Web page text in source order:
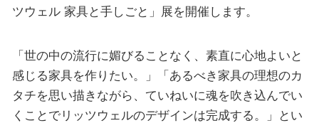
ツウェル 家具と手しごと」展を開催します。
「世の中の流行に媚びることなく、素直に心地よいと
感じる家具を作りたい。」「あるべき家具の理想のカ
タチを思い描きながら、ていねいに魂を吹き込んでい
くことでリッツウェルのデザインは完成する。」とい